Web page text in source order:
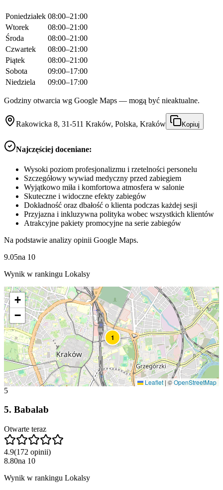
Poniedziałek 08:00–21:00
Wtorek
08:00–21:00
Środa
08:00–21:00
Czwartek
08:00–21:00
Piątek
08:00–21:00
Sobota
09:00–17:00
Niedziela
09:00–17:00
Godziny otwarcia wg Google Maps — mogą być nieaktualne.
Rakowicka 8, 31-511 Kraków, Polska, Kraków Kopiuj
Najczęściej doceniane:
Wysoki poziom profesjonalizmu i rzetelności personelu
Szczegółowy wywiad medyczny przed zabiegiem
Wyjątkowo miła i komfortowa atmosfera w salonie
Skuteczne i widoczne efekty zabiegów
Dokładność oraz dbałość o klienta podczas każdej sesji
Przyjazna i inkluzywna polityka wobec wszystkich klientów
Atrakcyjne pakiety promocyjne na serie zabiegów
Na podstawie analizy opinii Google Maps.
9.05na 10
Wynik w rankingu Lokalsy
1
+
−
Leaflet | ©OpenStreetMap
5
5. Babalab
Otwarte teraz
4.9(172 opinii)
8.80na 10
Wynik w rankingu Lokalsy